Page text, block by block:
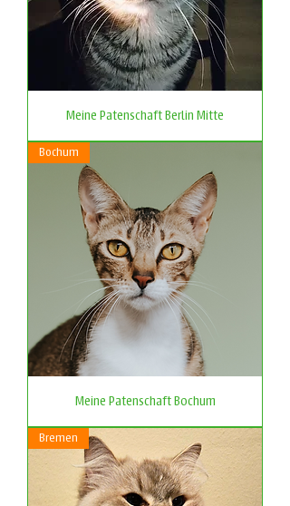
Meine Patenschaft Berlin Mitte
Bochum
Meine Patenschaft Bochum
Bremen